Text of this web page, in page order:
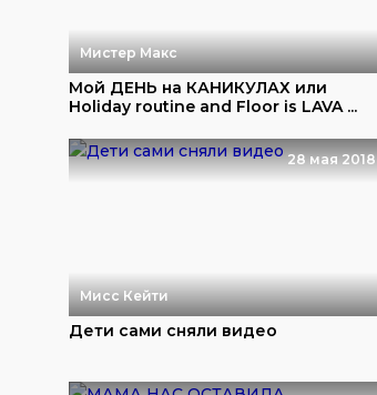
Мистер Макс
Мой ДЕНЬ на КАНИКУЛАХ или
Holiday routine and Floor is LAVA ...
28 мая 2018
Мисс Кейти
Дети сами сняли видео